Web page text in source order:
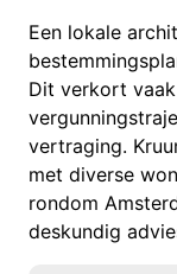
Een lokale
Dit verkort
vertraging.
met diverse
rondom
deskundig